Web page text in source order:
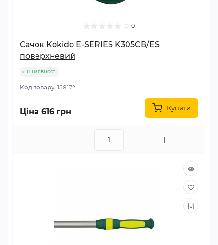
0
Сачок Kokido E-SERIES K305CB/ES
поверхневий
В наявності
Код товару: 158172
Ціна 616 грн Купити